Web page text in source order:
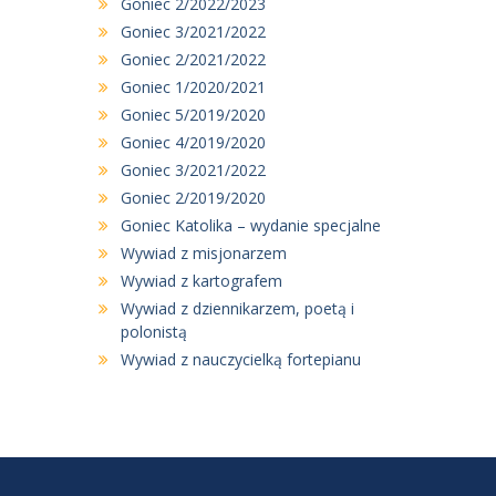
Goniec 3/2021/2022
Goniec 2/2021/2022
Goniec 1/2020/2021
Goniec 5/2019/2020
Goniec 4/2019/2020
Goniec 3/2021/2022
Goniec 2/2019/2020
Goniec Katolika – wydanie specjalne
Wywiad z misjonarzem
Wywiad z kartografem
Wywiad z dziennikarzem, poetą i
polonistą
Wywiad z nauczycielką fortepianu